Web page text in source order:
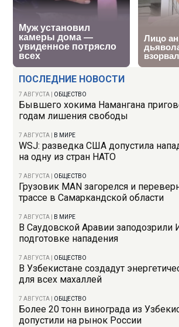
ПОСЛЕДНИЕ НОВОСТИ
7 АВГУСТА ОБЩЕСТВО
Бывшего хокима Намангана
годам лишения свободы
7 АВГУСТА В МИРЕ
WSJ: разведка США допустила
на одну из стран НАТО
7 АВГУСТА ОБЩЕСТВО
Грузовик MAN загорелся и
трассе в Самаркандской области
7 АВГУСТА В МИРЕ
В Саудовской Аравии заподозрили
подготовке нападения
7 АВГУСТА ОБЩЕСТВО
В Узбекистане создадут
для всех махаллей
7 АВГУСТА ОБЩЕСТВО
Более 20 тонн винограда из
допустили на рынок России